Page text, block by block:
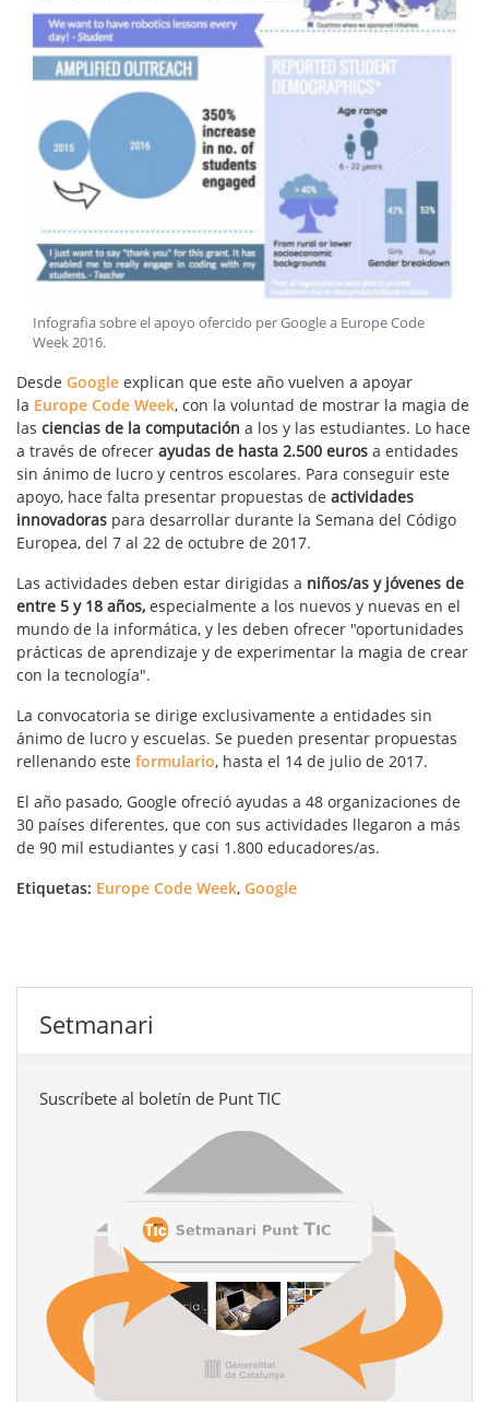
Infografia sobre el apoyo ofercido per Google a Europe Code
Week 2016.
Desde Google explican que este año vuelven a apoyar
la Europe Code Week, con la voluntad de mostrar la magia de
las ciencias de la computación a los y las estudiantes. Lo hace
a través de ofrecer ayudas de hasta 2.500 euros a entidades
sin ánimo de lucro y centros escolares. Para conseguir este
apoyo, hace falta presentar propuestas de actividades
innovadoras para desarrollar durante la Semana del Código
Europea, del 7 al 22 de octubre de 2017.
Las actividades deben estar dirigidas a niños/as y jóvenes de
entre 5 y 18 años, especialmente a los nuevos y nuevas en el
mundo de la informática, y les deben ofrecer "oportunidades
prácticas de aprendizaje y de experimentar la magia de crear
con la tecnología".
La convocatoria se dirige exclusivamente a entidades sin
ánimo de lucro y escuelas. Se pueden presentar propuestas
rellenando este formulario, hasta el 14 de julio de 2017.
El año pasado, Google ofreció ayudas a 48 organizaciones de
30 países diferentes, que con sus actividades llegaron a más
de 90 mil estudiantes y casi 1.800 educadores/as.
Etiquetas: Europe Code Week, Google
Setmanari
Suscríbete al boletín de Punt TIC